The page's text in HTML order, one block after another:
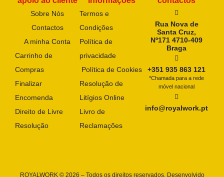
Sobre Nós
Contactos
A minha Conta
Carrinho de
Compras
Finalizar
Encomenda
Direito de Livre
Resolução
Termos e
Condições
Política de
privacidade
Política de Cookies
Resolução de
Litígios Online
Livro de
Reclamações
Rua Nova de
Santa Cruz,
Nº171 4710-409
Braga
+351 935 863 121
*Chamada para a rede
móvel nacional
info@royalwork.pt
ROYALWORK © 2026 – Todos os direitos reservados. Desenvolvido